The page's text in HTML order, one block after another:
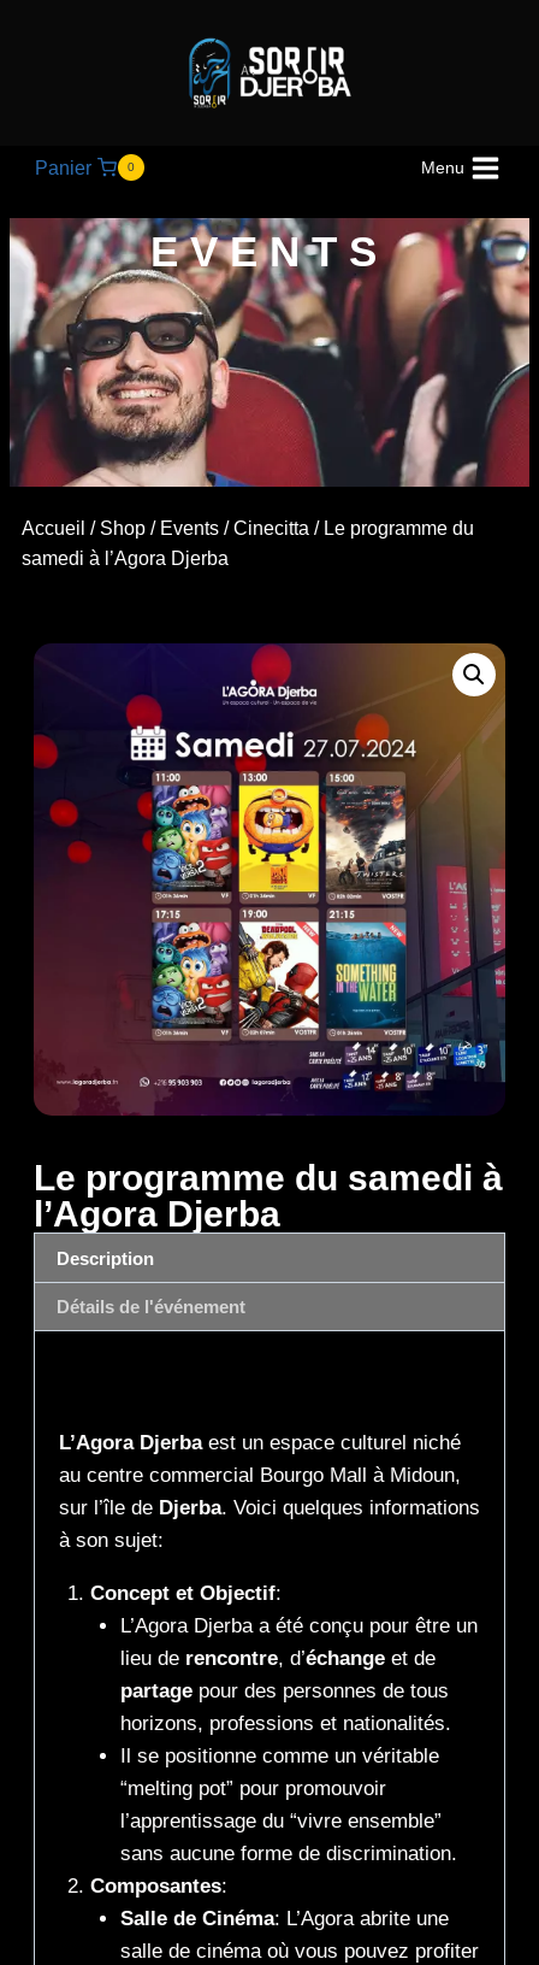
Panier 0 Menu
EVENTS
Accueil / Shop / Events /Cinecitta / Le programme du
samedi à l’Agora Djerba
Le programme du samedi à
l’Agora Djerba
Description
Détails de l'événement
L’Agora Djerbaest un espace culturel niché
au centre commercial Bourgo Mall à Midoun,
sur l’île de Djerba. Voici quelques informations
à son sujet:
Concept et Objectif:
L’Agora Djerba a été conçu pour être un
lieu de rencontre, d’échange et de
partage pour des personnes de tous
horizons, professions et nationalités.
Il se positionne comme un véritable
“melting pot” pour promouvoir
l’apprentissage du “vivre ensemble”
sans aucune forme de discrimination.
Composantes:
Salle de Cinéma: L’Agora abrite une
salle de cinéma où vous pouvez profiter